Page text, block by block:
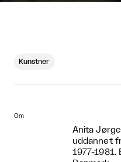
Kunstner
Om
Anita
uddannet
1977-